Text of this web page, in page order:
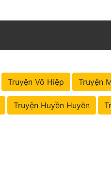
Truyện Võ Hiệp Truyện
Truyện Huyền Huyễn